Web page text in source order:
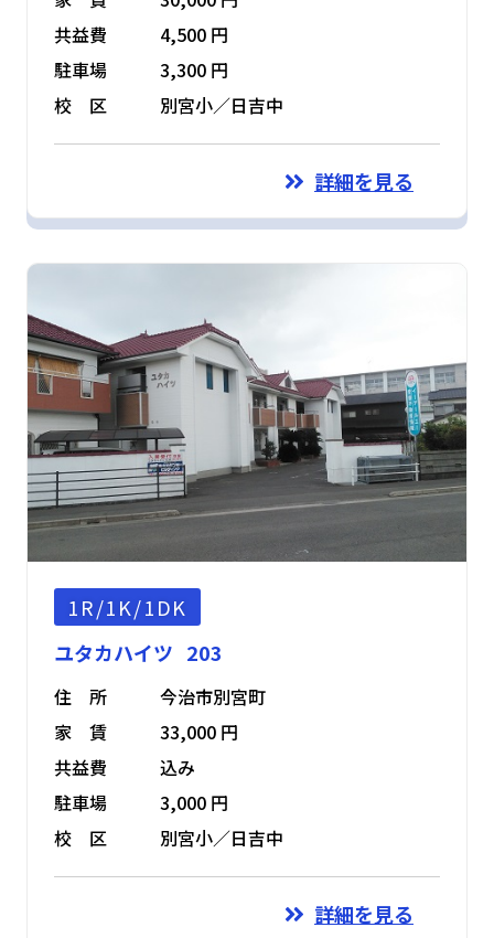
共益費
4,500 円
駐車場
3,300 円
校 区
別宮小／日吉中
詳細を見る
1R/1K/1DK
ユタカハイツ 203
住 所
今治市別宮町
家 賃
33,000 円
共益費
込み
駐車場
3,000 円
校 区
別宮小／日吉中
詳細を見る